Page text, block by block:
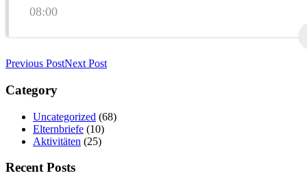
08:00
Previous PostNext Post
Category
Uncategorized (68)
Elternbriefe (10)
Aktivitäten (25)
Recent Posts